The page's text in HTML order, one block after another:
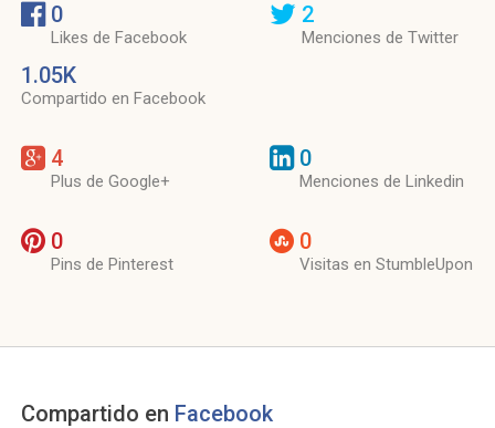
0
Likes de Facebook
1.05K
Compartido en Facebook
2
Menciones de Twitter
4
Plus de Google+
0
Menciones de Linkedin
0
Pins de Pinterest
0
Visitas en StumbleUpon
Compartido en Facebook